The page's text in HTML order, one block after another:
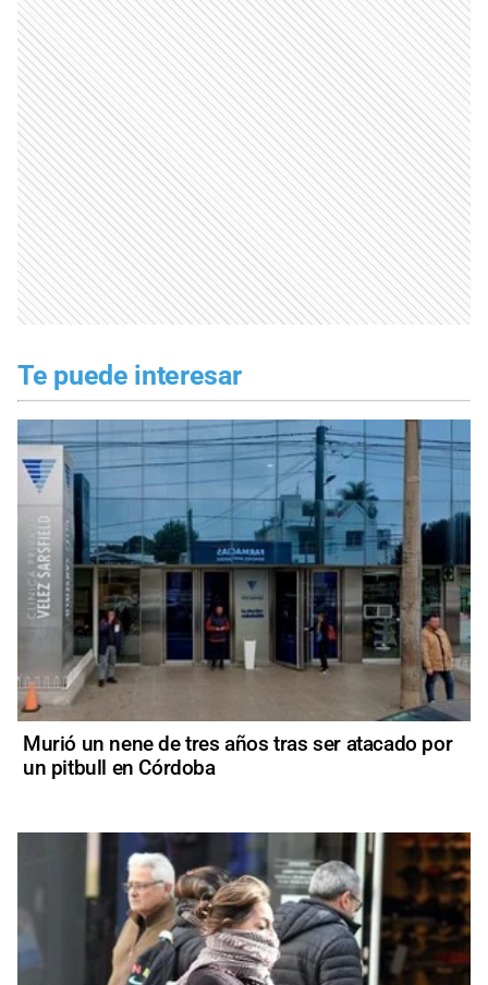
Te puede interesar
Murió un nene de tres años tras ser atacado por
un pitbull en Córdoba